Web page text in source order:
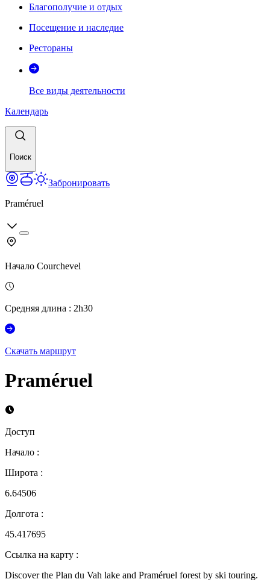
Благополучие и отдых
Посещение и наследие
Рестораны
Все виды деятельности
Календарь
Поиск
Забронировать
Praméruel
Начало Courchevel
Средняя длина : 2h30
Скачать маршрут
Praméruel
Доступ
Начало :
Широта :
6.64506
Долгота :
45.417695
Ссылка на карту :
Discover the Plan du Vah lake and Praméruel forest by ski touring.